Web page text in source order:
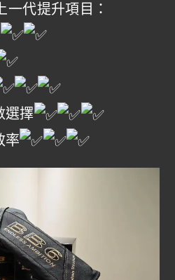
一代提升項目：
選擇
率